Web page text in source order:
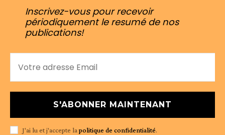
Inscrivez-vous pour recevoir
périodiquement le resumé de nos
publications!
S'ABONNER MAINTENANT
J'ai lu et j'accepte lapolitique de confidentialité.